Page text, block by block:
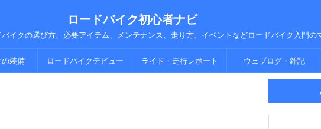
ロードバイク初心者ナビ
イクの選び方、必要アイテム、メンテナンス、走り方、イベントなどロードバイク入門の
装備 ロードバイクデビュー ライド・走行レポート ウェブログ・雑記